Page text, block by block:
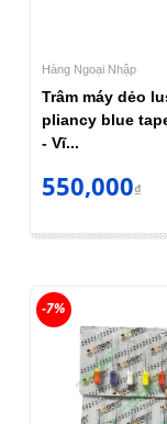
Hàng Ngoại Nhập
Trâm máy dẻo
pliancy blue
- Vĩ...
550,000₫
-7%